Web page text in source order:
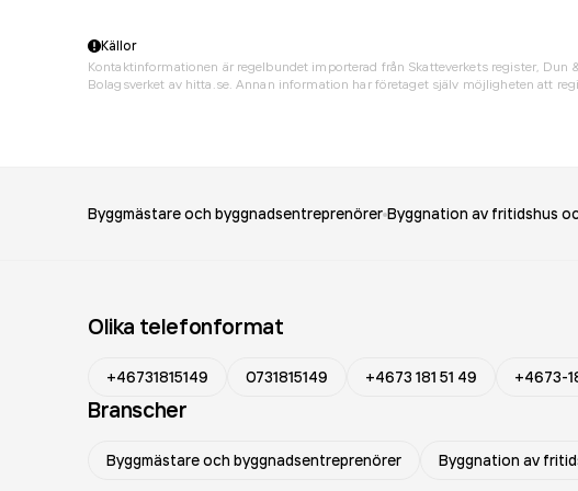
Källor
Kontaktinformationen är regelbundet importerad från Skatteverkets register, Dun
Bolagsverket av hitta.se. Annan information har företaget själv möjligheten att
Byggmästare och byggnadsentreprenörer Byggnation av fritidshus
Olika telefonformat
+46731815149 0731815149 +4673 181 51 49 +4673-
Branscher
Byggmästare och byggnadsentreprenörer Byggnation av